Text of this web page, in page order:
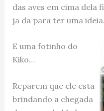
das aves em cima dela
ja da para ter uma
E uma fotinho do
Kiko…
Reparem que ele esta
brindando a chegada